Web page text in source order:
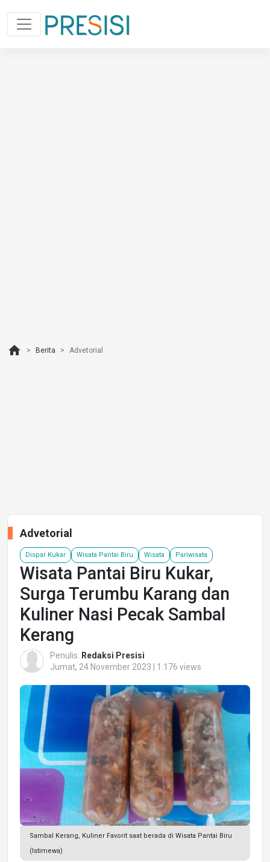
home Berita Advetorial
Advetorial
Dispar Kukar Wisata Pantai Biru Wisata Pariwisata
Wisata Pantai Biru Kukar,
Surga Terumbu Karang dan
Kuliner Nasi Pecak Sambal
Kerang
Penulis: Redaksi Presisi
Jumat, 24 November 2023 | 1.176 views
Sambal Kerang, Kuliner Favorit saat berada di Wisata Pantai Biru
(Istimewa)